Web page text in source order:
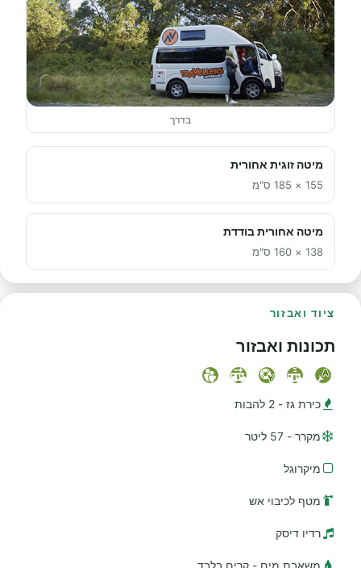
בדרך
מיטה זוגית אחורית
155 × 185 ס"מ
מיטה אחורית בודדת
138 × 160 ס"מ
ציוד ואבזור
תכונות ואבזור
כירת גז - 2 להבות
מקרר - 57 ליטר
מיקרוגל
מטף לכיבוי אש
רדיו דיסק
משאבת מים - קרים בלבד